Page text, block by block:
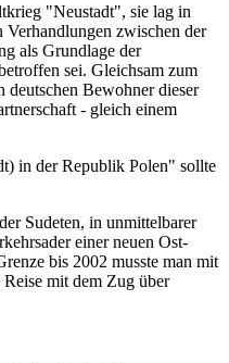
"Neustadt", sie lag in
zwischen der
als Grundlage der
sei. Gleichsam zum
deutschen Bewohner dieser
- gleich einem
in der Republik Polen" sollte
Sudeten, in unmittelbarer
einer neuen Ost-
bis 2002 musste man mit
mit dem Zug über